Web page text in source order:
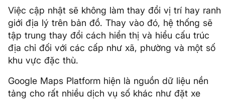
Việc cập nhật sẽ không làm thay đổi vị trí hay ranh
giới địa lý trên bản đồ. Thay vào đó, hệ thống sẽ
tập trung thay đổi cách hiển thị và hiểu cấu trúc
địa chỉ đối với các cấp như xã, phường và một số
khu vực đặc thù.
Google Maps Platform hiện là nguồn dữ liệu nền
tảng cho rất nhiều dịch vụ số khác như đặt xe